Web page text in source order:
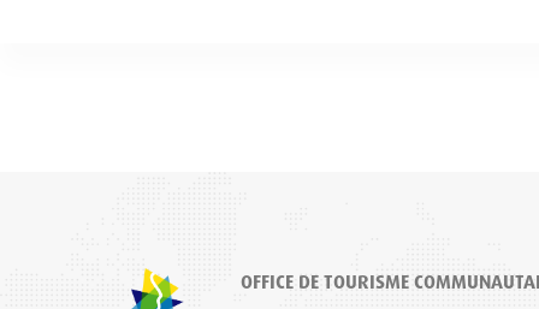
OFFICE DE TOURISME